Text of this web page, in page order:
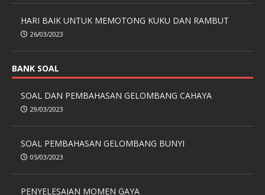
HARI BAIK UNTUK MEMOTONG KUKU DAN RAMBUT
26/03/2023
BANK SOAL
SOAL DAN PEMBAHASAN GELOMBANG CAHAYA
29/03/2023
SOAL PEMBAHASAN GELOMBANG BUNYI
05/03/2023
PENYELESAIAN MOMEN GAYA